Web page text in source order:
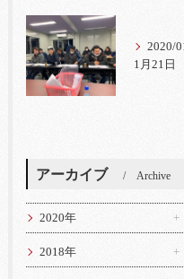
2020/
1月21日
アーカイブ Archive
2020年
2018年